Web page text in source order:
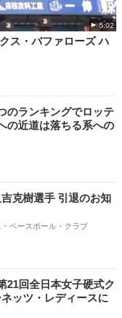
5:02
ス・バファローズ ハ
のランキングでロッテ
近道は落ちる系への
克樹選手 引退のお知
ベースボール・クラブ
21回全日本女子硬式ク
ッツ・レディースに